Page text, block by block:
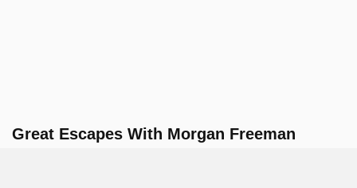
Great Escapes With Morgan Freeman